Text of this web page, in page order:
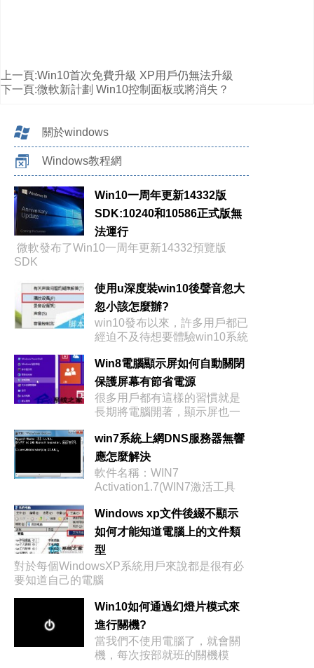
上一頁:Win10首次免費升級 XP用戶仍無法升級
下一頁:微軟新計劃 Win10控制面板或將消失？
關於windows
Windows教程網
Win10一周年更新14332版
SDK:10240和10586正式版無
法運行
微軟發布了Win10一周年更新14332預覽版
SDK
使用u深度裝win10後聲音忽大
忽小該怎麼辦?
win10發布以來，許多用戶都已
經迫不及待想要體驗win10系統
Win8電腦顯示屏如何自動關閉
保護屏幕有節省電源
很多用戶都有這樣的習慣就是
長期將電腦開著，顯示屏也一
win7系統上網DNS服務器無響
應怎麼解決
軟件名稱：WIN7
Activation1.7(WIN7激活工具
Windows xp文件後綴不顯示
如何才能知道電腦上的文件類
型
對於每個WindowsXP系統用戶來說都是很有必
要知道自己的電腦
Win10如何通過幻燈片模式來
進行關機?
當我們不使用電腦了，就會關
機，每次按部就班的關機模